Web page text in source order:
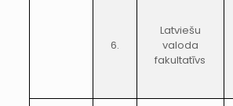
6.
Latviešu
valoda
fakultatīvs